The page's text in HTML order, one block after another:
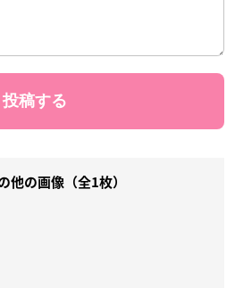
他の画像（全1枚）